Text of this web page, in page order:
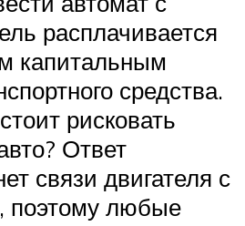
расплачивается
капитальным
средства.
рисковать
Ответ
связи двигателя с
поэтому любые